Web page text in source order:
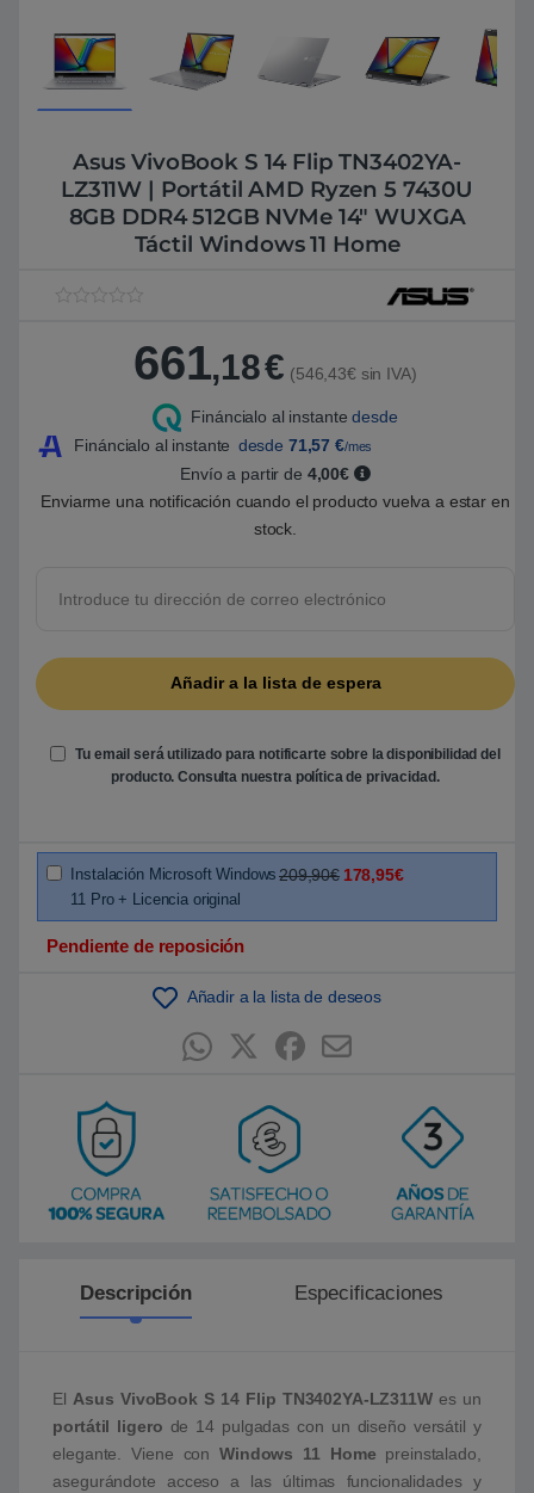
Asus VivoBook S 14 Flip TN3402YA-
LZ311W | Portátil AMD Ryzen 5 7430U
8GB DDR4 512GB NVMe 14″ WUXGA
Táctil Windows 11 Home
o
5
0
5
s
c
i
d
e
c
661,18€ (546,43€ sin IVA)
Fináncialo al instante desde
Fináncialo al instante desde 71,57 €/mes
Envío a partir de 4,00€
Enviarme una notificación cuando el producto vuelva a estar en
stock.
Tu email será utilizado para notificarte sobre la disponibilidad del
producto. Consulta nuestra política de privacidad.
Instalación Microsoft Windows
11 Pro + Licencia original
209,90€ 178,95€
Pendiente de reposición
Añadir a la lista de deseos
Descripción Especificaciones
ElAsus VivoBook S 14 Flip TN3402YA-LZ311Wes un
portátil ligero de 14 pulgadas con un diseño versátil y
elegante. Viene conWindows 11 Home preinstalado,
asegurándote acceso a las últimas funcionalidades y